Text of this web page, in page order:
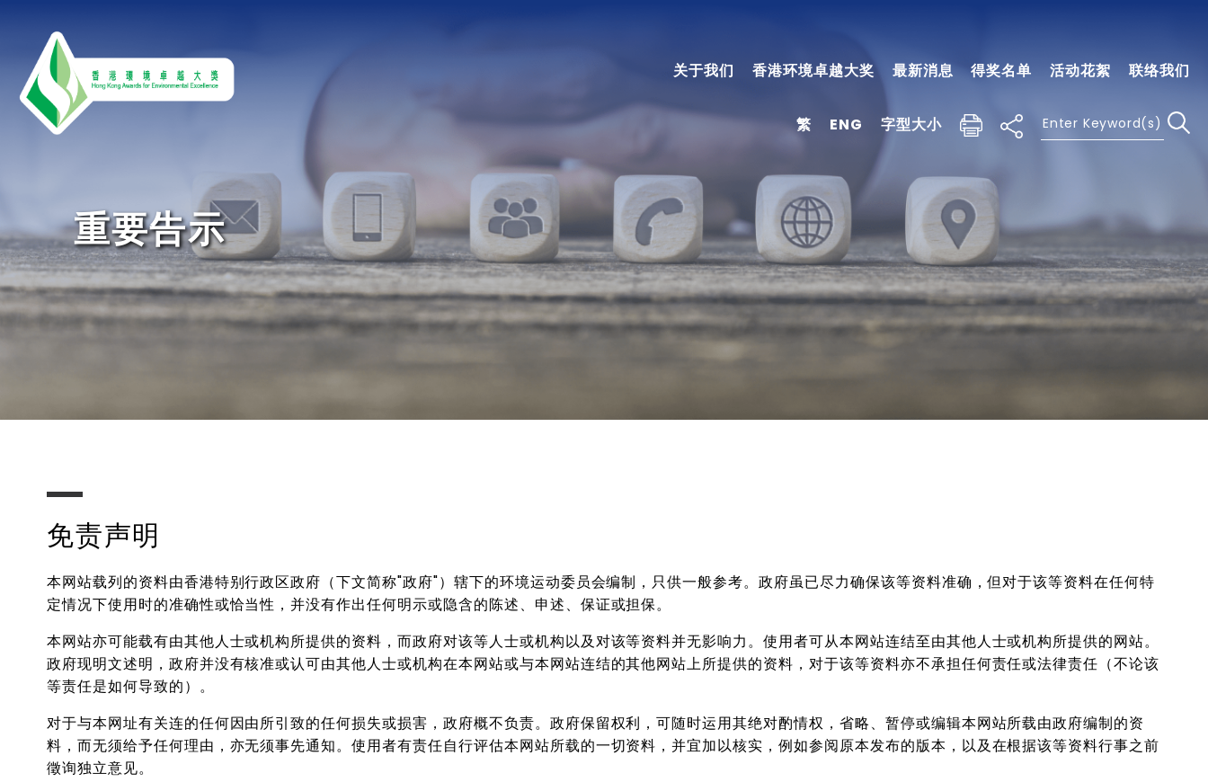
联络我们
活动花絮
得奖名单
最新消息
香港环境卓越大奖
关于我们
字型大小
ENG
繁
重要告示
免责声明
本网站载列的资料由香港特别行政区政府（下文简称"政府"）辖下的环境运动委员会编制，只供一般参考。政府虽已尽力确保该等资料准确，但对于该等资料在任何特
定情况下使用时的准确性或恰当性，并没有作出任何明示或隐含的陈述、申述、保证或担保。
本网站亦可能载有由其他人士或机构所提供的资料，而政府对该等人士或机构以及对该等资料并无影响力。使用者可从本网站连结至由其他人士或机构所提供的网站。
政府现明文述明，政府并没有核准或认可由其他人士或机构在本网站或与本网站连结的其他网站上所提供的资料，对于该等资料亦不承担任何责任或法律责任（不论该
等责任是如何导致的）。
对于与本网址有关连的任何因由所引致的任何损失或损害，政府概不负责。政府保留权利，可随时运用其绝对酌情权，省略、暂停或编辑本网站所载由政府编制的资
料，而无须给予任何理由，亦无须事先通知。使用者有责任自行评估本网站所载的一切资料，并宜加以核实，例如参阅原本发布的版本，以及在根据该等资料行事之前
徵询独立意见。